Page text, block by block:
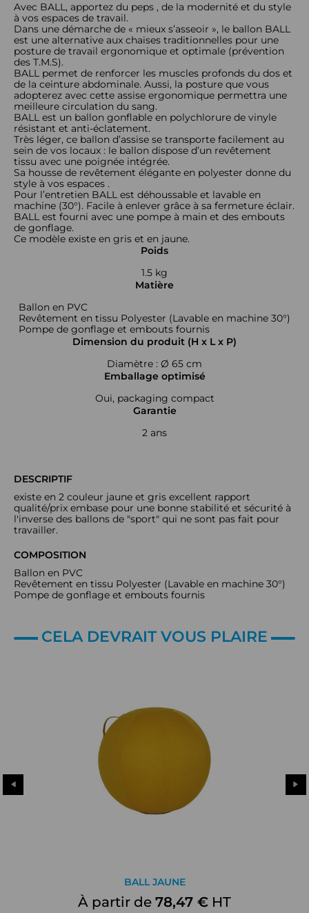
Avec BALL, apportez du peps , de la modernité et du style
à vos espaces de travail.
Dans une démarche de « mieux s’asseoir », le ballon BALL
est une alternative aux chaises traditionnelles pour une
posture de travail ergonomique et optimale (prévention
des T.M.S).
BALL permet de renforcer les muscles profonds du dos et
de la ceinture abdominale. Aussi, la posture que vous
adopterez avec cette assise ergonomique permettra une
meilleure circulation du sang.
BALL est un ballon gonflable en polychlorure de vinyle
résistant et anti-éclatement.
Très léger, ce ballon d’assise se transporte facilement au
sein de vos locaux : le ballon dispose d’un revêtement
tissu avec une poignée intégrée.
Sa housse de revêtement élégante en polyester donne du
style à vos espaces .
Pour l’entretien BALL est déhoussable et lavable en
machine (30°). Facile à enlever grâce à sa fermeture éclair.
BALL est fourni avec une pompe à main et des embouts
de gonflage.
Ce modèle existe en gris et en jaune.
Poids
1.5 kg
Matière
Ballon en PVC
Revêtement en tissu Polyester (Lavable en machine 30°)
Pompe de gonflage et embouts fournis
Dimension du produit (H x L x P)
Diamètre : Ø 65 cm
Emballage optimisé
Oui, packaging compact
Garantie
2 ans
DESCRIPTIF
existe en 2 couleur jaune et gris excellent rapport
qualité/prix embase pour une bonne stabilité et sécurité à
l'inverse des ballons de "sport" qui ne sont pas fait pour
travailler.
COMPOSITION
Ballon en PVC
Revêtement en tissu Polyester (Lavable en machine 30°)
Pompe de gonflage et embouts fournis
CELA DEVRAIT VOUS PLAIRE
BALL JAUNE
À partir de 78,47 € HT